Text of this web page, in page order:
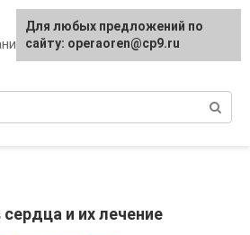
сосудов и сердца,
и их лечение
Для любых предложений по
сайту: operaoren@cp9.ru